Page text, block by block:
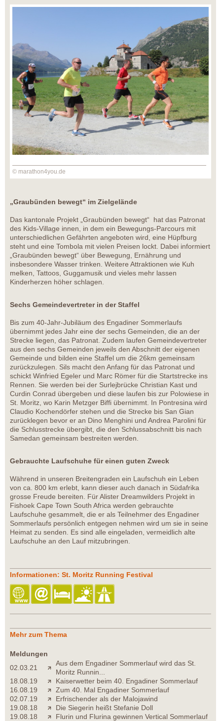
© marathon4you.de
„Graubünden bewegt“ im Zielgelände
Das kantonale Projekt „Graubünden bewegt“ hat das Patronat
des Kids-Village innen, in dem ein Bewegungs-Parcours mit
unterschiedlichen Gefährten angeboten wird, eine Hüpfburg
steht und eine Tombola mit vielen Preisen lockt. Dabei informiert
„Graubünden bewegt“ über Bewegung, Ernährung und
insbesondere Wasser trinken. Weitere Attraktionen wie Kuh
melken, Tattoos, Guggamusik und vieles mehr lassen
Kinderherzen höher schlagen.
Sechs Gemeindevertreter in der Staffel
Bis zum 40-Jahr-Jubiläum des Engadiner Sommerlaufs
übernimmt jedes Jahr eine der sechs Gemeinden, die an der
Strecke liegen, das Patronat. Zudem laufen Gemeindevertreter
aus den sechs Gemeinden jeweils den Abschnitt der eigenen
Gemeinde und bilden eine Staffel um die 26km gemeinsam
zurückzulegen. Sils macht den Anfang für das Patronat und
schickt Winfried Egeler und Marc Römer für die Startstrecke ins
Rennen. Sie werden bei der Surlejbrücke Christian Kast und
Curdin Conrad übergeben und diese laufen bis zur Polowiese in
St. Moritz, wo Karin Metzger Biffi übernimmt. In Pontresina wird
Claudio Kochendörfer stehen und die Strecke bis San Gian
zurücklegen bevor er an Dino Menghini und Andrea Parolini für
die Schlusstrecke übergibt, die den Schlussabschnitt bis nach
Samedan gemeinsam bestreiten werden.
Gebrauchte Laufschuhe für einen guten Zweck
Während in unseren Breitengraden ein Laufschuh ein Leben
von ca. 800 km erlebt, kann dieser auch danach in Südafrika
grosse Freude bereiten. Für Alister Dreamwilders Projekt in
Fishoek Cape Town South Africa werden gebrauchte
Laufschuhe gesammelt, die er als Teilnehmer des Engadiner
Sommerlaufs persönlich entgegen nehmen wird um sie in seine
Heimat zu senden. Es sind alle eingeladen, vermeidlich alte
Laufschuhe an den Lauf mitzubringen.
Informationen: St. Moritz Running Festival
Mehr zum Thema
Meldungen
02.03.21
Aus dem Engadiner Sommerlauf wird das St.
Moritz Runnin...
18.08.19
Kaiserwetter beim 40. Engadiner Sommerlauf
16.08.19
Zum 40. Mal Engadiner Sommerlauf
02.07.19
Erfrischender als der Malojawind
19.08.18
Die Siegerin heißt Stefanie Doll
19.08.18
Flurin und Flurina gewinnen Vertical Sommerlauf